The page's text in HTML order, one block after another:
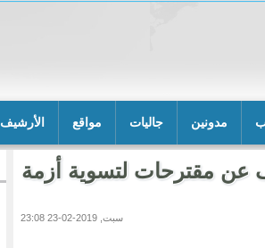
مدونين جاليات مواقع الأرشيف
مقترحات لتسوية أزمة
سبت, 2019-02-23 23:08